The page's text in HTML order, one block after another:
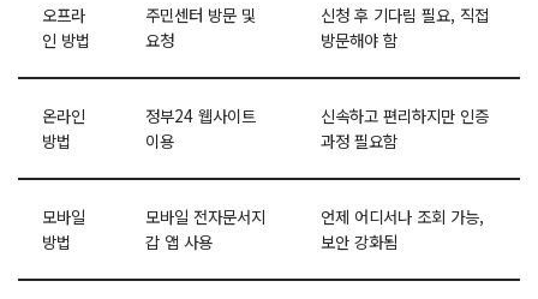
오프라
인 방법
주민센터 방문 및
요청
신청 후 기다림 필요, 직접
방문해야 함
온라인
방법
정부24 웹사이트
이용
신속하고 편리하지만 인증
과정 필요함
모바일
방법
모바일 전자문서지
갑 앱 사용
언제 어디서나 조회 가능,
보안 강화됨